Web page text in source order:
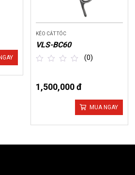
KÉO CẮT TÓC
VLS-BC60
of
5
(0)
1,500,000 đ
MUA NGAY